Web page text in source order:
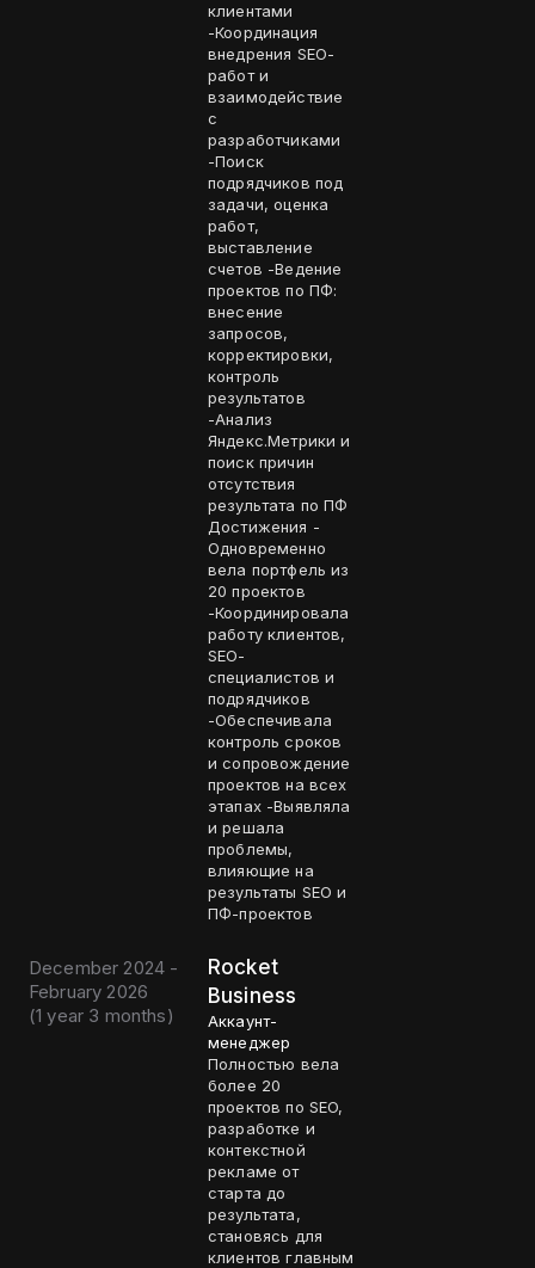
клиентами
-Координация
внедрения SEO-
работ и
взаимодействие
с
разработчиками
-Поиск
подрядчиков под
задачи, оценка
работ,
выставление
счетов -Ведение
проектов по ПФ:
внесение
запросов,
корректировки,
контроль
результатов
-Анализ
Яндекс.Метрики и
поиск причин
отсутствия
результата по ПФ
Достижения -
Одновременно
вела портфель из
20 проектов
-Координировала
работу клиентов,
SEO-
специалистов и
подрядчиков
-Обеспечивала
контроль сроков
и сопровождение
проектов на всех
этапах -Выявляла
и решала
проблемы,
влияющие на
результаты SEO и
ПФ-проектов
December 2024 -
February 2026
(1 year 3 months)
Rocket
Business
Аккаунт-
менеджер
Полностью вела
более 20
проектов по SEO,
разработке и
контекстной
рекламе от
старта до
результата,
становясь для
клиентов главным